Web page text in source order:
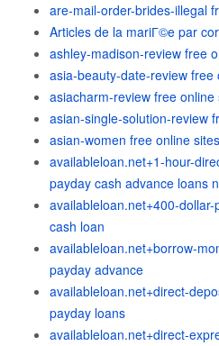
are-mail-order-brides-illegal
Articles de la mariГ©e par
ashley-madison-review free
asia-beauty-date-review free
asiacharm-review free
asian-single-solution-review
asian-women free online
availableloan.net+1-hour-
payday cash advance loans
availableloan.net+400-
cash loan
availableloan.net+borrow-
payday advance
availableloan.net+direct-
payday loans
availableloan.net+direct-